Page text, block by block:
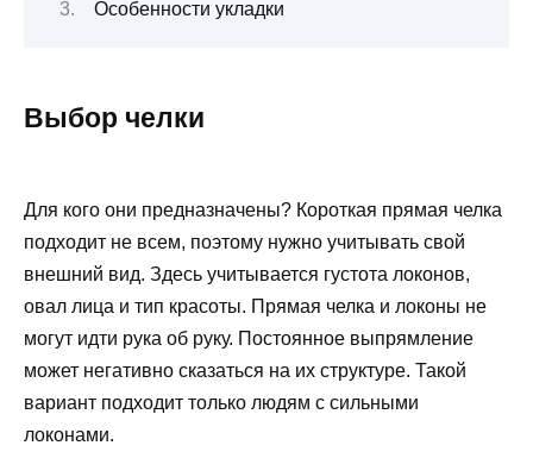
Особенности укладки
Выбор челки
Для кого они предназначены? Короткая прямая челка
подходит не всем, поэтому нужно учитывать свой
внешний вид. Здесь учитывается густота локонов,
овал лица и тип красоты. Прямая челка и локоны не
могут идти рука об руку. Постоянное выпрямление
может негативно сказаться на их структуре. Такой
вариант подходит только людям с сильными
локонами.